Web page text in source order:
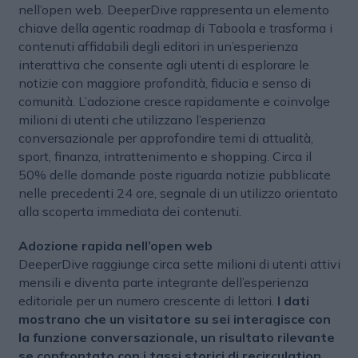
nell’open web. DeeperDive rappresenta un elemento
chiave della agentic roadmap di Taboola e trasforma i
contenuti affidabili degli editori in un’esperienza
interattiva che consente agli utenti di esplorare le
notizie con maggiore profondità, fiducia e senso di
comunità. L’adozione cresce rapidamente e coinvolge
milioni di utenti che utilizzano l’esperienza
conversazionale per approfondire temi di attualità,
sport, finanza, intrattenimento e shopping. Circa il
50% delle domande poste riguarda notizie pubblicate
nelle precedenti 24 ore, segnale di un utilizzo orientato
alla scoperta immediata dei contenuti.
Adozione rapida nell’open web
DeeperDive raggiunge circa sette milioni di utenti attivi
mensili e diventa parte integrante dell’esperienza
editoriale per un numero crescente di lettori. I dati
mostrano che un visitatore su sei interagisce con
la funzione conversazionale, un risultato rilevante